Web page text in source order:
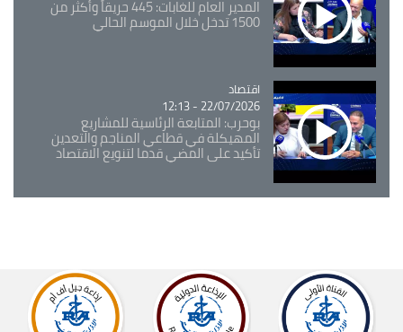
المدير العام للغابات: 445 حريقاً وأكثر من
1500 تدخل خلال الموسم الحالي
Catégorie
اقتصاد
22/07/2026 - 12:13
بوحرب: المتابعة الرئاسية للمشاريع
المهيكلة في قطاعي المناجم والتعدين
تأكيد على المضي قدما لتنويع الاقتصاد